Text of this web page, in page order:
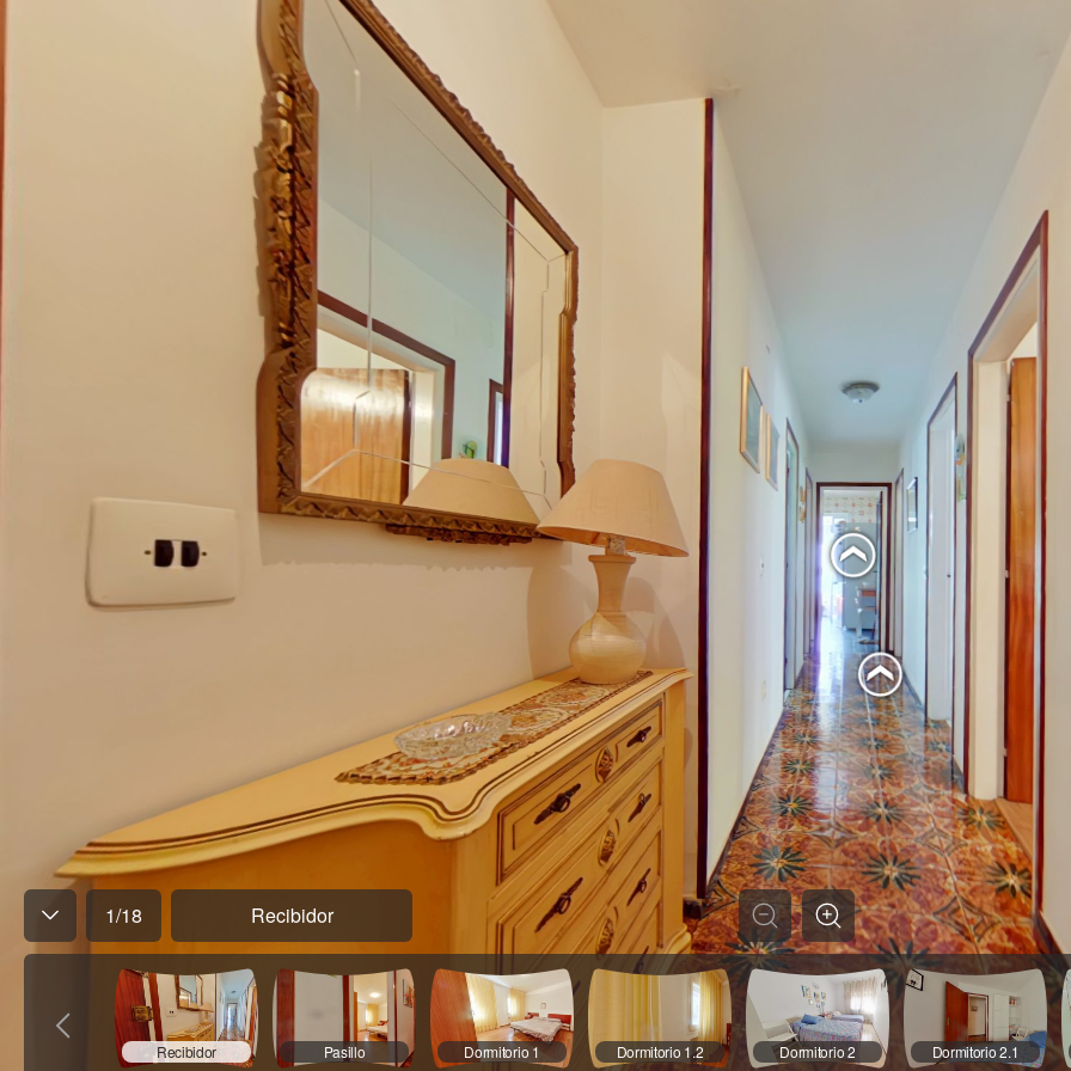
1/18 Recibidor
Recibidor Pasillo Dormitorio 1 Dormitorio 1.2 Dormitorio 2 Dormitorio 2.1